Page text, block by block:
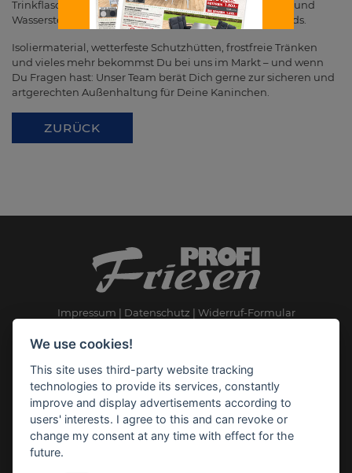
Trinkflaschen oder beheizte Näpfe. Kontrolliere Futter- und
Wasserstellen täglich, idealerweise morgens und abends.
Isoliermaterial, wetterfeste Schutzhütten, frostfreie Tränken
und vieles mehr bekommst Du bei uns im Markt – und wenn
Du Fragen hast: Unser Team berät Dich gerne zur sicheren und
artgerechten Außenhaltung für Deine Kaninchen.
ZURÜCK
Impressum Datenschutz Widerruf-Formular
Cookie-Einstellungen ändern
Profi Friesen
Meppener Str. 135
49808 Lingen
Telefon: 05 91 96 35 50
We use cookies!
This site uses third-party website tracking
technologies to provide its services, constantly
improve and display advertisements according to
users' interests. I agree to this and can revoke or
change my consent at any time with effect for the
future.